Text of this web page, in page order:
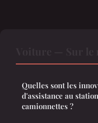
Quelles sont les
d'assistance au
camionnettes ?